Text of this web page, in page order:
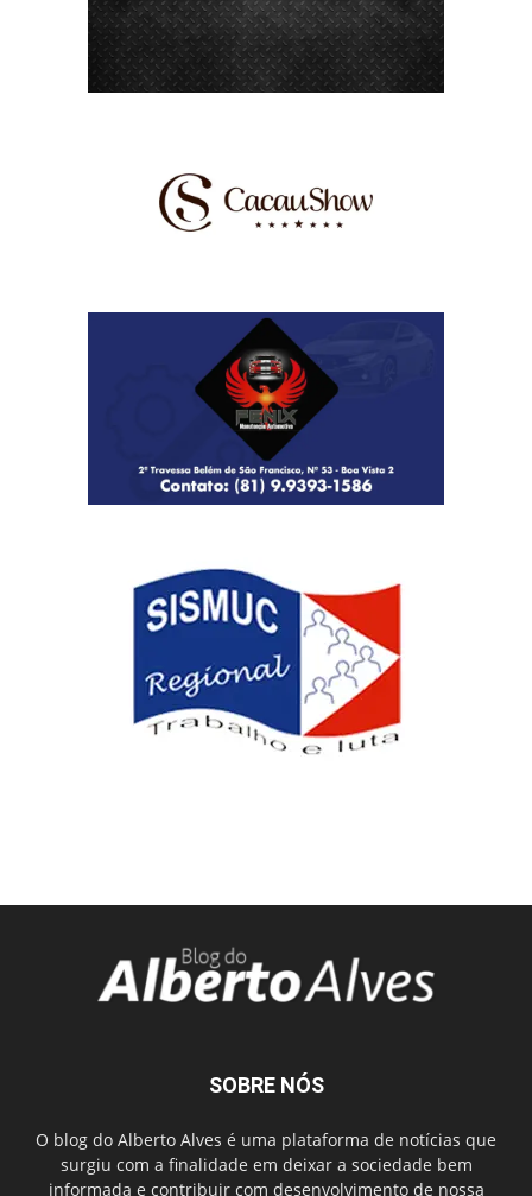
SOBRE NÓS
O blog do Alberto Alves é uma plataforma de notícias que
surgiu com a finalidade em deixar a sociedade bem
informada e contribuir com desenvolvimento de nossa